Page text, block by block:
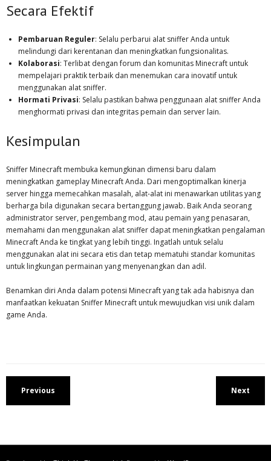
Secara Efektif
Pembaruan Reguler: Selalu perbarui alat sniffer Anda untuk
melindungi dari kerentanan dan meningkatkan fungsionalitas.
Kolaborasi: Terlibat dengan forum dan komunitas Minecraft untuk
mempelajari praktik terbaik dan menemukan cara inovatif untuk
menggunakan alat sniffer.
Hormati Privasi: Selalu pastikan bahwa penggunaan alat sniffer Anda
menghormati privasi dan integritas pemain dan server lain.
Kesimpulan
Sniffer Minecraft membuka kemungkinan dimensi baru dalam
meningkatkan gameplay Minecraft Anda. Dari mengoptimalkan kinerja
server hingga memecahkan masalah, alat-alat ini menawarkan utilitas yang
berharga bila digunakan secara bertanggung jawab. Baik Anda seorang
administrator server, pengembang mod, atau pemain yang penasaran,
memahami dan menggunakan alat sniffer dapat meningkatkan pengalaman
Minecraft Anda ke tingkat yang lebih tinggi. Ingatlah untuk selalu
menggunakan alat ini secara etis dan tetap mematuhi standar komunitas
untuk lingkungan permainan yang menyenangkan dan adil.
Benamkan diri Anda dalam potensi Minecraft yang tak ada habisnya dan
manfaatkan kekuatan Sniffer Minecraft untuk mewujudkan visi unik dalam
game Anda.
Previous Next